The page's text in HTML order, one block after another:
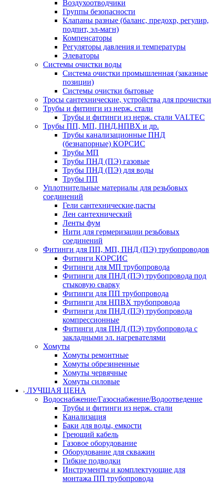
Воздухоотводчики
Группы безопасности
Клапаны разные (баланс, предохр, регулир,
подпит, эл-магн)
Компенсаторы
Регуляторы давления и температуры
Элеваторы
Системы очистки воды
Система очистки промышленная (заказные
позиции)
Системы очистки бытовые
Тросы сантехнические, устройства для прочистки
Трубы и фитинги из нерж. стали
Трубы и фитинги из нерж. стали VALTEC
Трубы ПП, МП, ПНД,НПВХ и др.
Трубы канализационные ПНД
(безнапорные) КОРСИС
Трубы МП
Трубы ПНД (ПЭ) газовые
Трубы ПНД (ПЭ) для воды
Трубы ПП
Уплотнительные материалы для резьбовых
соединений
Гели сантехнические,пасты
Лен сантехнический
Ленты фум
Нити для гермеризации резьбовых
соединений
Фитинги для ПП, МП, ПНД (ПЭ) трубопроводов
Фитинги КОРСИС
Фитинги для МП трубопровода
Фитинги для ПНД (ПЭ) трубопровода под
стыковую сварку
Фитинги для ПП трубопровода
Фитинги для НПВХ трубопровода
Фитинги для ПНД (ПЭ) трубопровода
компрессионные
Фитинги для ПНД (ПЭ) трубопровода с
закладными эл. нагревателями
Хомуты
Хомуты ремонтные
Хомуты обрезиненные
Хомуты червячные
Хомуты силовые
ЛУЧШАЯ ЦЕНА
Водоснабжение/Газоснабжение/Водоотведение
Трубы и фитинги из нерж. стали
Канализация
Баки для воды, емкости
Греющий кабель
Газовое оборудование
Оборудование для скважин
Гибкие подводки
Инструменты и комплектующие для
монтажа ПП трубопровода